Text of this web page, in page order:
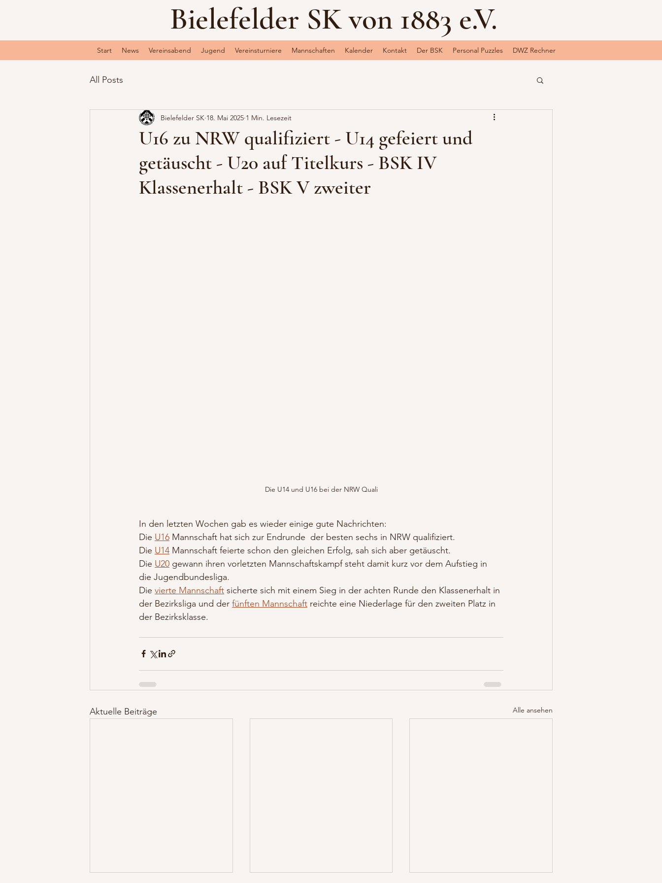
Bielefelder SK von 1883 e.V.
Start News Vereinsabend Jugend Vereinsturniere Mannschaften Kalender Kontakt Der BSK Personal Puzzles DWZ Rechner
All Posts
U16 zu NRW qualifiziert - U14 gefeiert und
getäuscht - U20 auf Titelkurs - BSK IV
Klassenerhalt - BSK V zweiter
Bielefelder SK 18. Mai 2025 1 Min. Lesezeit
Die U14 und U16 bei der NRW Quali
In den letzten Wochen gab es wieder einige gute Nachrichten:
Die U16 Mannschaft hat sich zur Endrunde  der besten sechs in NRW qualifiziert.
Die U14 Mannschaft feierte schon den gleichen Erfolg, sah sich aber getäuscht.
Die U20 gewann ihren vorletzten Mannschaftskampf steht damit kurz vor dem Aufstieg in
die Jugendbundesliga.
Die vierte Mannschaft sicherte sich mit einem Sieg in der achten Runde den Klassenerhalt in
der Bezirksliga und der fünften Mannschaft reichte eine Niederlage für den zweiten Platz in
der Bezirksklasse.
Aktuelle Beiträge Alle ansehen